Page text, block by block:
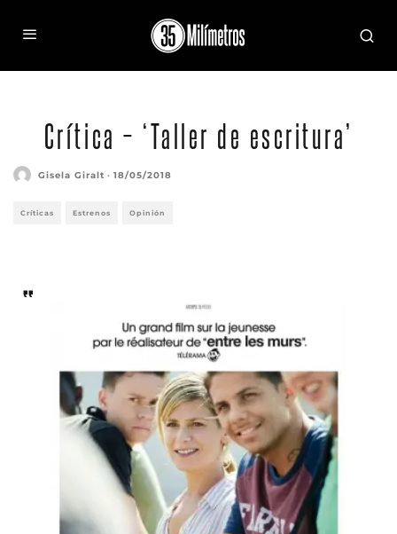
Crítica – ‘Taller de escritura’
Gisela Giralt · 18/05/2018
Críticas Estrenos Opinión